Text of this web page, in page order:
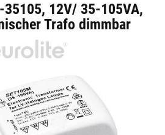
35105, 12V/ 35-105VA,
Trafo dimmbar